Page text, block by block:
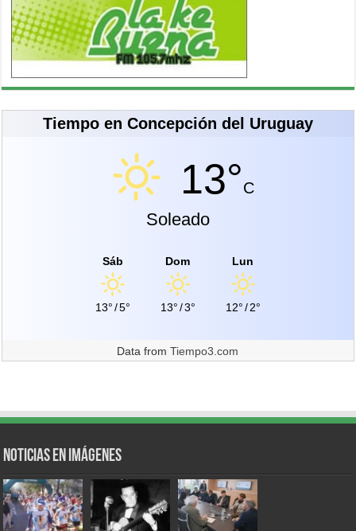
Tiempo en Concepción del Uruguay
13°C
Soleado
Sáb
13°/5°
Dom
13°/3°
Lun
12°/2°
Data fromTiempo3.com
Noticias en Imágenes